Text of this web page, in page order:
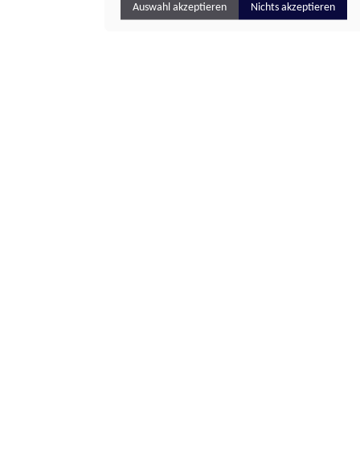
Auswahl akzeptieren Nichts akzeptieren